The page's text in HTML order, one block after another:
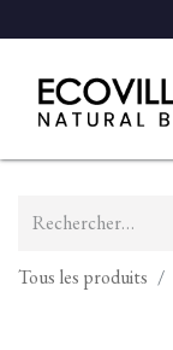
Tous les produits